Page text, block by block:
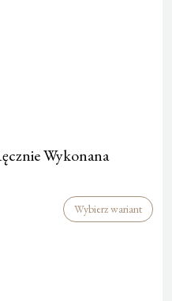
Wykonana
Wybierz wariant